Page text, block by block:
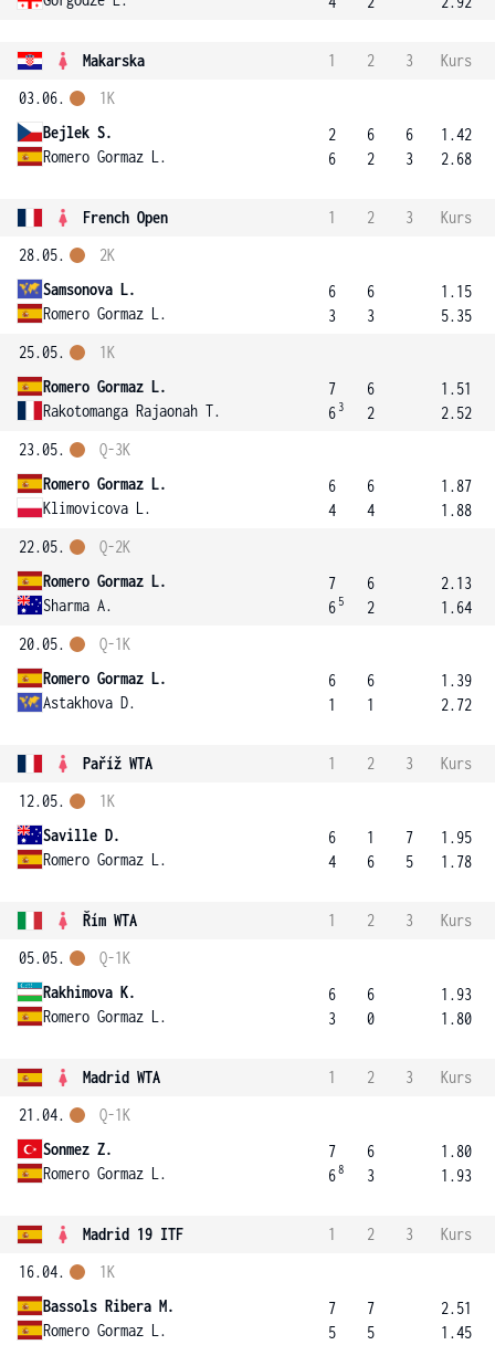
Makarska 1 2 3
Kurs
03.06.
Bejlek S.
Romero Gormaz L.
1K
2
6
6
2
6
3
1.42
2.68
French Open 1 2 3
Kurs
28.05.
Samsonova L.
Romero Gormaz L.
2K
6
3
6
3
1.15
5.35
25.05.
Romero Gormaz L.
Rakotomanga Rajaonah T.
1K
7
6 3
6
2
1.51
2.52
23.05.
Romero Gormaz L.
Klimovicova L.
Q-3K
6
4
6
4
1.87
1.88
22.05.
Romero Gormaz L.
Sharma A.
Q-2K
7
6 5
6
2
2.13
1.64
20.05.
Romero Gormaz L.
Astakhova D.
Q-1K
6
1
6
1
1.39
2.72
Paříž WTA 1 2 3
Kurs
12.05.
Saville D.
Romero Gormaz L.
1K
6
4
1
6
7
5
1.95
1.78
Řím WTA 1 2 3
Kurs
05.05.
Rakhimova K.
Romero Gormaz L.
Q-1K
6
3
6
0
1.93
1.80
Madrid WTA 1 2 3
Kurs
21.04.
Sonmez Z.
Romero Gormaz L.
Q-1K
7
68
6
3
1.80
1.93
Madrid 19 ITF 1 2 3
Kurs
16.04.
Bassols Ribera M.
Romero Gormaz L.
1K
7
5
7
5
2.51
1.45